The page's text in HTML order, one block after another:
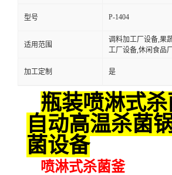
型号 P-1404
适用范围
调料加工厂设备,果
工厂设备,休闲食品
加工定制 是
瓶装喷淋式
自动高温杀菌
菌设备
喷淋式杀菌釜